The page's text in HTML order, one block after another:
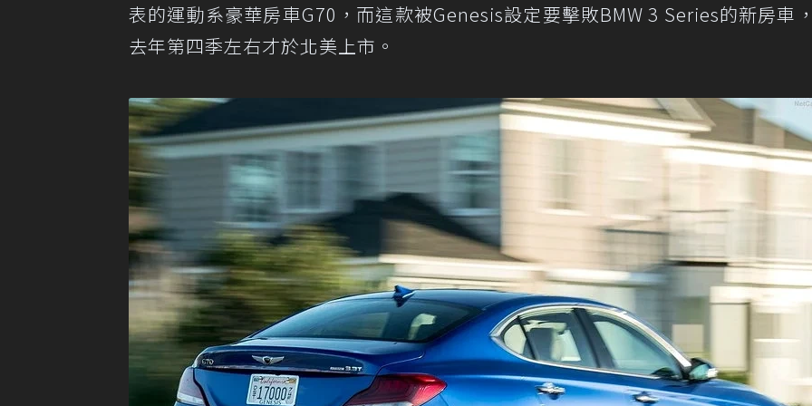
表的運動系豪華房車G70，而這款被Genesis設定要擊敗BMW 3 Series的新房車
去年第四季左右才於北美上市。